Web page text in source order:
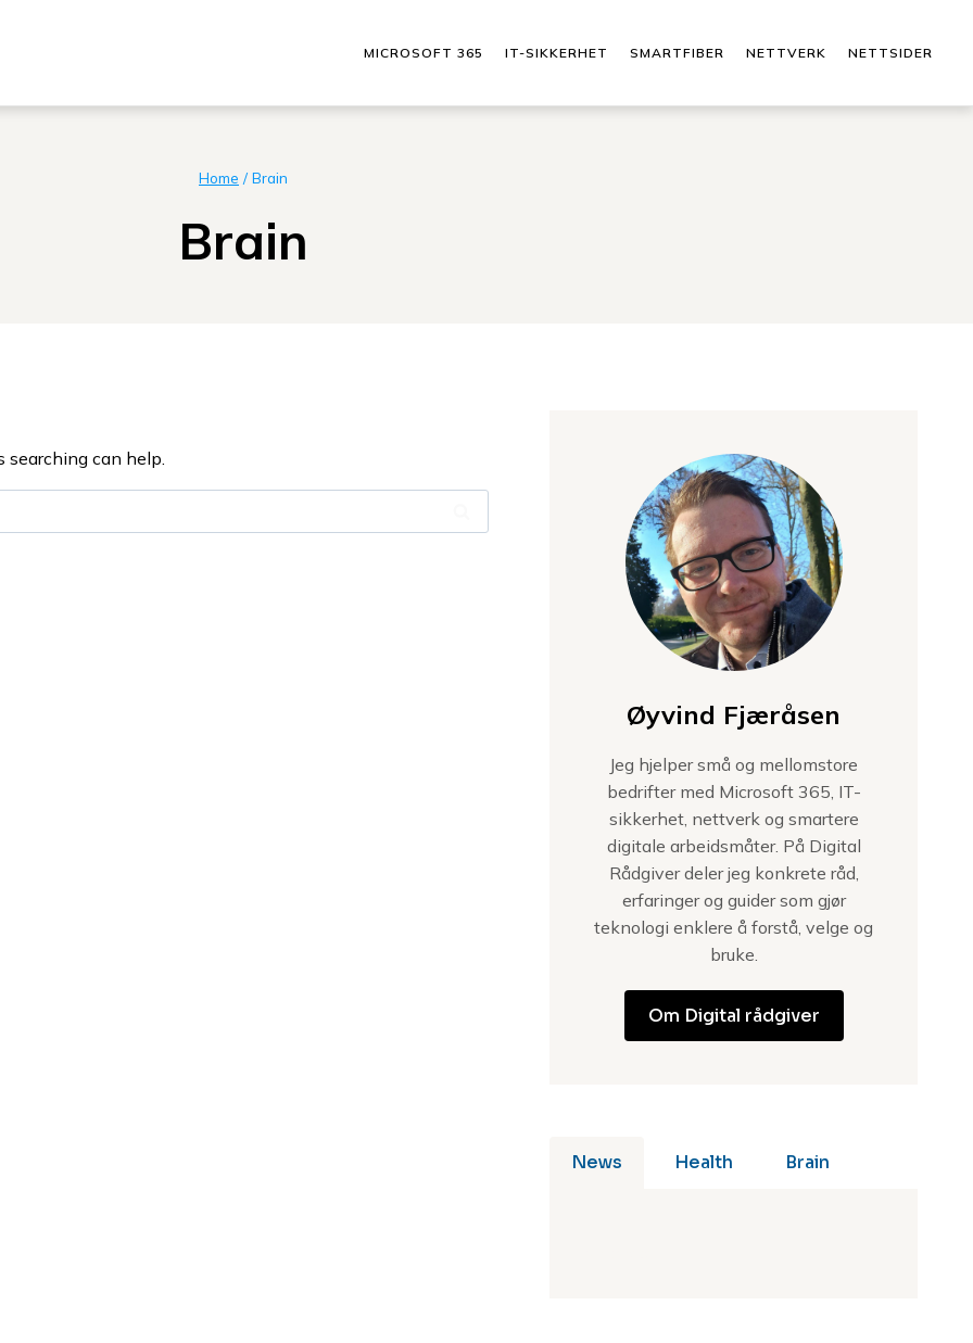
MICROSOFT 365 IT-SIKKERHET SMARTFIBER NETTVERK NETTSIDER
Home / Brain
Brain
searching can help.
Øyvind Fjæråsen
Jeg hjelper små og mellomstore
bedrifter med Microsoft 365, IT-
sikkerhet, nettverk og smartere
digitale arbeidsmåter. På Digital
Rådgiver deler jeg konkrete råd,
erfaringer og guider som gjør
teknologi enklere å forstå, velge og
bruke.
Om Digital rådgiver
News Health Brain